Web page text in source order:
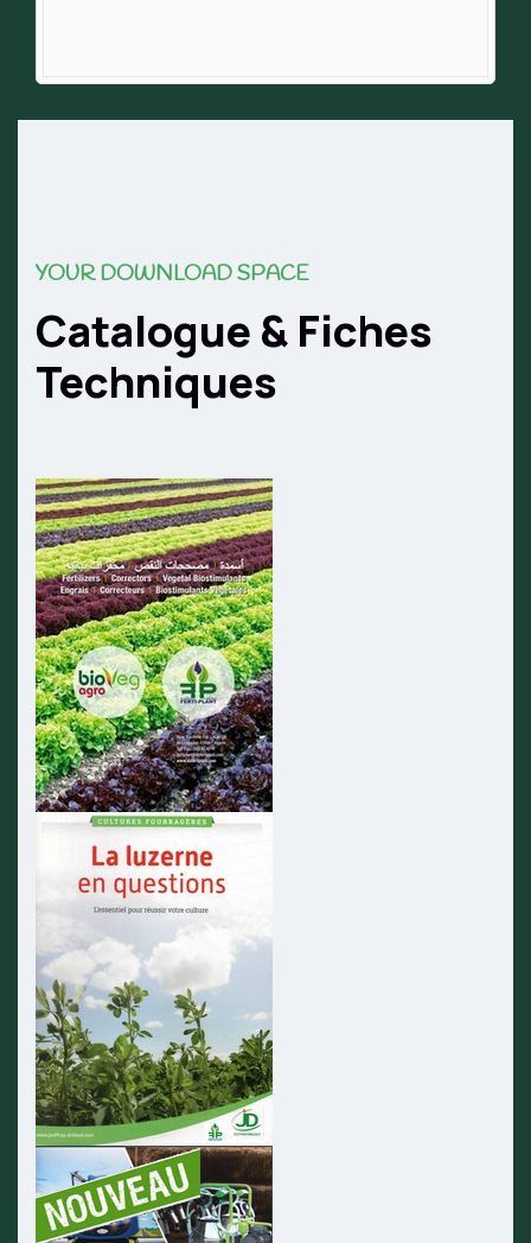
YOUR DOWNLOAD SPACE
Catalogue & Fiches
Techniques